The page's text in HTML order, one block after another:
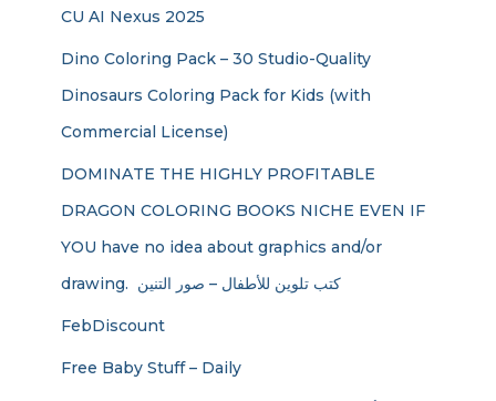
CU AI Nexus 2025
Dino Coloring Pack – 30 Studio-Quality
Dinosaurs Coloring Pack for Kids (with
Commercial License)
DOMINATE THE HIGHLY PROFITABLE
DRAGON COLORING BOOKS NICHE EVEN IF
YOU have no idea about graphics and/or
drawing. ​ كتب تلوين للأطفال – صور التنين
FebDiscount
Free Baby Stuff – Daily